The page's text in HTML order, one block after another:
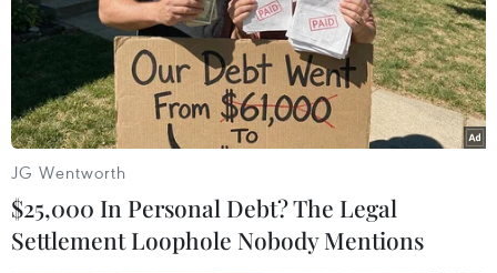
ngán nên hầu như ngày nay, các gia đình cũng
chỉ thường cuốn nem đôi lần trong dịp Tết để
làm mâm cỗ.
JG Wentworth
$25,000 In Personal Debt? The Legal
Settlement Loophole Nobody Mentions